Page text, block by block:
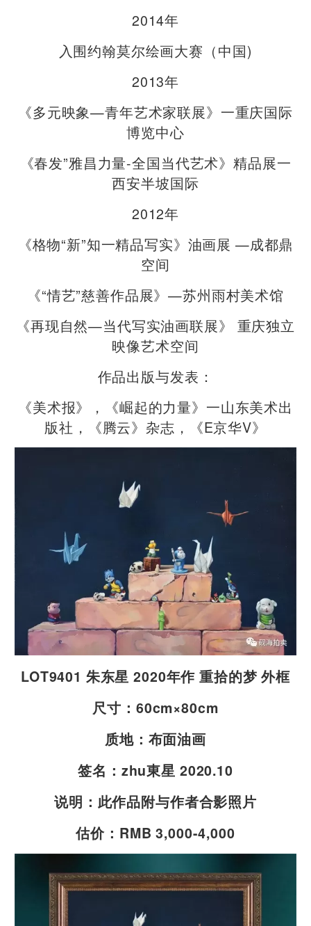
2014年
入围约翰莫尔绘画大赛（中国)
2013年
《多元映象—青年艺术家联展》一重庆国际
博览中心
《春发”雅昌力量-全国当代艺术》精品展一
西安半坡国际
2012年
《格物“新”知一精品写实》油画展 —成都鼎
空间
《“情艺”慈善作品展》—苏州雨村美术馆
《再现自然—当代写实油画联展》 重庆独立
映像艺术空间
作品出版与发表：
《美术报》，《崛起的力量》一山东美术出
版社，《腾云》杂志，《E京华V》
LOT9401 朱东星 2020年作 重拾的梦 外框
尺寸：60cm×80cm
质地：布面油画
签名：zhu東星 2020.10
说明：此作品附与作者合影照片
估价：RMB 3,000-4,000